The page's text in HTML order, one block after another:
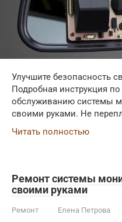
Улучшите безопасность
Подробная инструкция
обслуживанию системы
своими руками. Не
Читать полностью
Ремонт системы
своими руками
Ремонт Елена Петрова